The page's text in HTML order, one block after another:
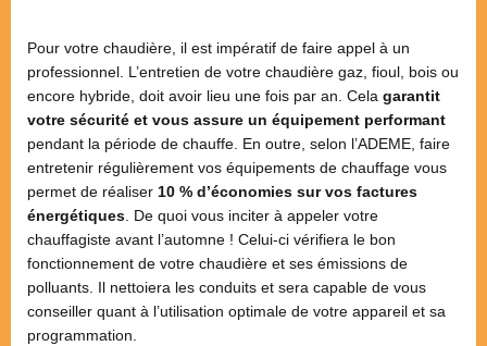
Pour votre chaudière, il est impératif de faire appel à un
professionnel. L’entretien de votre chaudière gaz, fioul, bois ou
encore hybride, doit avoir lieu une fois par an. Cela garantit
votre sécurité et vous assure un équipement performant
pendant la période de chauffe. En outre, selon l’ADEME, faire
entretenir régulièrement vos équipements de chauffage vous
permet de réaliser 10 % d’économies sur vos factures
énergétiques . De quoi vous inciter à appeler votre
chauffagiste avant l’automne ! Celui-ci vérifiera le bon
fonctionnement de votre chaudière et ses émissions de
polluants. Il nettoiera les conduits et sera capable de vous
conseiller quant à l’utilisation optimale de votre appareil et sa
programmation.